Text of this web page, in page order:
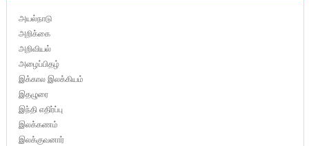
அயல்நாடு
அறிக்கை
அறிவியல்
அழைப்பிதழ்
இக்கால இலக்கியம்
இதழுரை
இந்தி எதிர்ப்பு
இலக்கணம்
இலக்குவனார்